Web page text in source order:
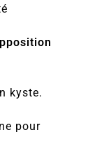
kyste.
pour